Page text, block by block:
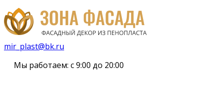
mir_plast@bk.ru
Мы работаем: с 9:00 до 20:00